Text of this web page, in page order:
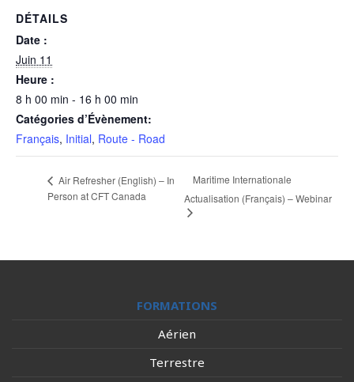
DÉTAILS
Date :
Juin 11
Heure :
8 h 00 min - 16 h 00 min
Catégories d’Évènement:
Français, Initial, Route - Road
Air Refresher (English) – In
Person at CFT Canada
Maritime Internationale
Actualisation (Français) – Webinar
FORMATIONS
Aérien
Terrestre